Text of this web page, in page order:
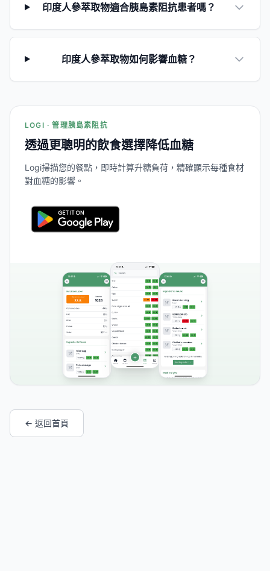
印度人參萃取物適合胰島素阻抗患者嗎？
印度人參萃取物如何影響血糖？
LOGI · 管理胰島素阻抗
透過更聰明的飲食選擇降低血糖
Logi掃描您的餐點，即時計算升糖負荷，精確顯示每種食材
對血糖的影響。
← 返回首頁